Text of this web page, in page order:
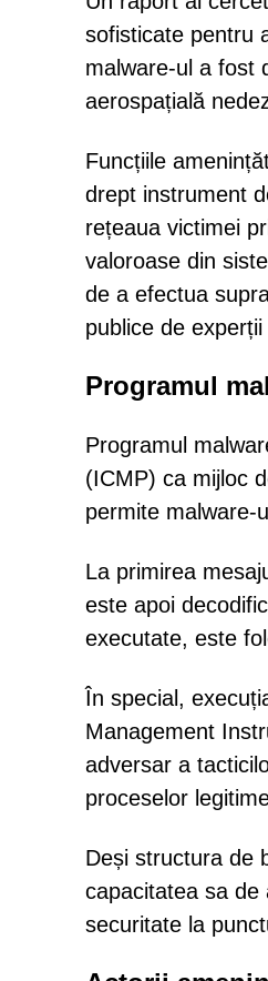
sofisticate pentru
malware-ul a fost
aerospațială
Funcțiile
drept instrument
rețeaua victimei
valoroase din
de a efectua
publice de
Programul
Programul
(ICMP) ca mijloc
permite malware-
La primirea
este apoi
executate, este
În special,
Management
adversar a
proceselor
Deși structura de
capacitatea sa de
securitate la